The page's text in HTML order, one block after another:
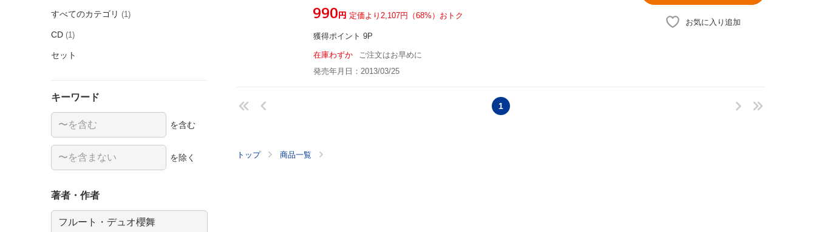
¥990円 定価より2,107円（68%）おトク
獲得ポイント 9P
在庫わずか
ご注文はお早めに
発売年月日：2013/03/25
お気に入り追加
1
トップ 商品一覧
すべてのカテゴリ (1)
CD (1)
セット
キーワード
を含む
を除く
著者・作者